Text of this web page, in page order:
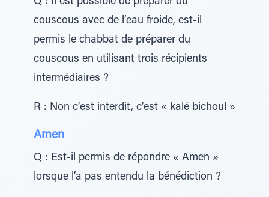
couscous avec de l’eau froide, est-il
permis le chabbat de préparer du
couscous en utilisant trois récipients
intermédiaires ?
R : Non c’est interdit, c’est « kalé bichoul »
Amen
Q : Est-il permis de répondre « Amen »
lorsque l’a pas entendu la bénédiction ?